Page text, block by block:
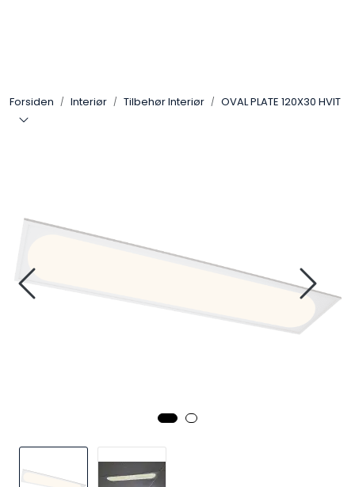
Forsiden Interiør Tilbehør Interiør OVAL PLATE 120X30 HVIT
Industri
Lyskaster/Effekt
Butikk
Arbeidslampe